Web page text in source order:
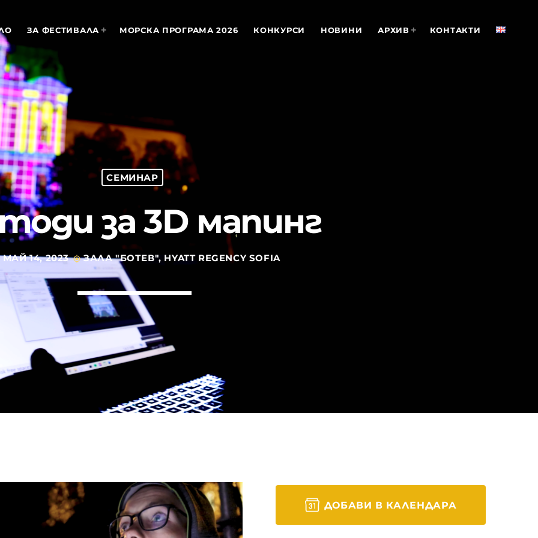
ЗА ФЕСТИВАЛА МОРСКА ПРОГРАМА 2026 КОНКУРСИ НОВИНИ АРХИВ КОНТАКТИ
MOST UPVOTED
today АПРИЛ 18, 2022
НОВИНИ LUNAR FESTIVAL OF LIGHTS
Тринадесет емблематични столични сгради,
паркове и площади ще бъдат преобразени по
време LUNAR
СЕМИНАР
за 3D мапинг
МАЙ 14, 2023 my_location ЗАЛА "БОТЕВ", HYATT REGENCY SOFIA
ДОБАВИ В КАЛЕНДАРА